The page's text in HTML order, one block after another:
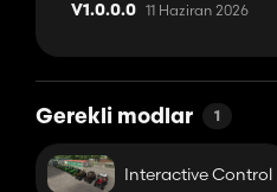
V1.0.0.0 11 Haziran 2026
Gerekli modlar 1
Interactive Control